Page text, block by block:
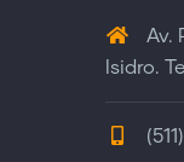
Av.
Isidro.